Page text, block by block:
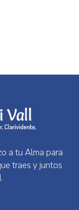
a tu Alma para
traes y juntos